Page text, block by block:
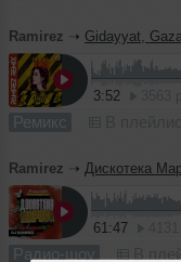
Ramirez ➝ Gidayyat, Gazan -
3:52
Ремикс
Ramirez ➝ Дискотека
61:47
Радио-шоу